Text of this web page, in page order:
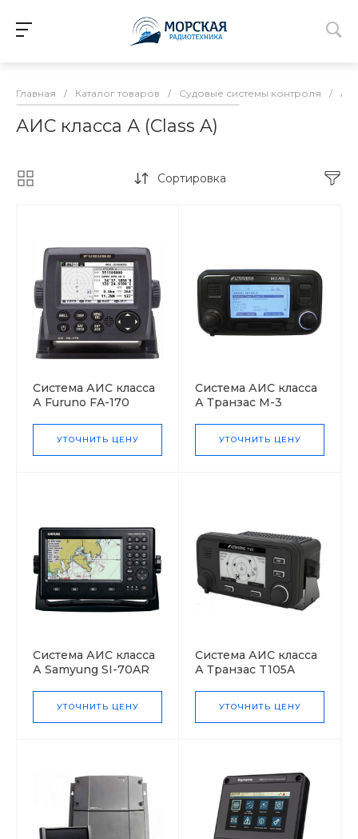
Главная / Каталог товаров / Судовые системы контроля /
АИС класса А (Class A)
Сортировка
Система АИС класса
А Furuno FA-170
УТОЧНИТЬ ЦЕНУ
Система АИС класса
А Транзас M-3
УТОЧНИТЬ ЦЕНУ
Система АИС класса
А Samyung SI-70AR
УТОЧНИТЬ ЦЕНУ
Система АИС класса
А Транзас T105A
УТОЧНИТЬ ЦЕНУ